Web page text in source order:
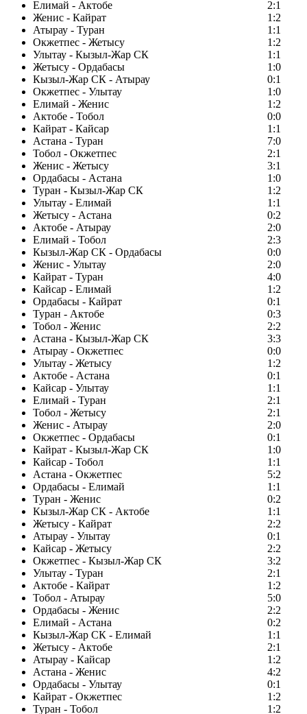
Елимай - Актобе
2:1
Женис - Кайрат
1:2
Атырау - Туран
1:1
Окжетпес - Жетысу
1:2
Улытау - Кызыл-Жар СК
1:1
Жетысу - Ордабасы
1:0
Кызыл-Жар СК - Атырау
0:1
Окжетпес - Улытау
1:0
Елимай - Женис
1:2
Актобе - Тобол
0:0
Кайрат - Кайсар
1:1
Астана - Туран
7:0
Тобол - Окжетпес
2:1
Женис - Жетысу
3:1
Ордабасы - Астана
1:0
Туран - Кызыл-Жар СК
1:2
Улытау - Елимай
1:1
Жетысу - Астана
0:2
Актобе - Атырау
2:0
Елимай - Тобол
2:3
Кызыл-Жар СК - Ордабасы
0:0
Женис - Улытау
2:0
Кайрат - Туран
4:0
Кайсар - Елимай
1:2
Ордабасы - Кайрат
0:1
Туран - Актобе
0:3
Тобол - Женис
2:2
Астана - Кызыл-Жар СК
3:3
Атырау - Окжетпес
0:0
Улытау - Жетысу
1:2
Актобе - Астана
0:1
Кайсар - Улытау
1:1
Елимай - Туран
2:1
Тобол - Жетысу
2:1
Женис - Атырау
2:0
Окжетпес - Ордабасы
0:1
Кайрат - Кызыл-Жар СК
1:0
Кайсар - Тобол
1:1
Астана - Окжетпес
5:2
Ордабасы - Елимай
1:1
Туран - Женис
0:2
Кызыл-Жар СК - Актобе
1:1
Жетысу - Кайрат
2:2
Атырау - Улытау
0:1
Кайсар - Жетысу
2:2
Окжетпес - Кызыл-Жар СК
3:2
Улытау - Туран
2:1
Актобе - Кайрат
1:2
Тобол - Атырау
5:0
Ордабасы - Женис
2:2
Елимай - Астана
0:2
Кызыл-Жар СК - Елимай
1:1
Жетысу - Актобе
2:1
Атырау - Кайсар
1:2
Астана - Женис
4:2
Ордабасы - Улытау
0:1
Кайрат - Окжетпес
1:2
Туран - Тобол
1:2